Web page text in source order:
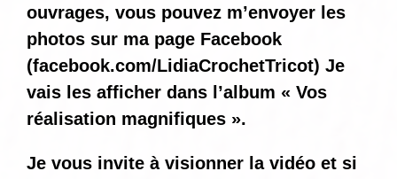
ouvrages, vous pouvez m’envoyer les
photos sur ma page Facebook
(facebook.com/LidiaCrochetTricot) Je
vais les afficher dans l’album « Vos
réalisation magnifiques ».
Je vous invite à visionner la vidéo et si